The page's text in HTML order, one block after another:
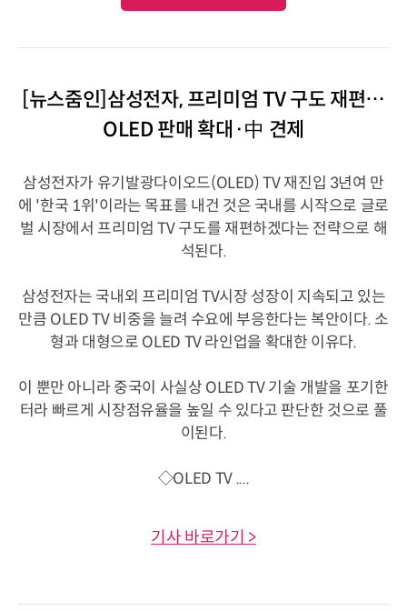
[뉴스줌인]삼성전자, 프리미엄 TV 구도 재편…
OLED 판매 확대·中 견제
삼성전자가 유기발광다이오드(OLED) TV 재진입 3년여 만
에 '한국 1위'이라는 목표를 내건 것은 국내를 시작으로 글로
벌 시장에서 프리미엄 TV 구도를 재편하겠다는 전략으로 해
석된다.
삼성전자는 국내외 프리미엄 TV시장 성장이 지속되고 있는
만큼 OLED TV 비중을 늘려 수요에 부응한다는 복안이다. 소
형과 대형으로 OLED TV 라인업을 확대한 이유다.
이 뿐만 아니라 중국이 사실상 OLED TV 기술 개발을 포기한
터라 빠르게 시장점유율을 높일 수 있다고 판단한 것으로 풀
이된다.
◇OLED TV ....
기사 바로가기 >